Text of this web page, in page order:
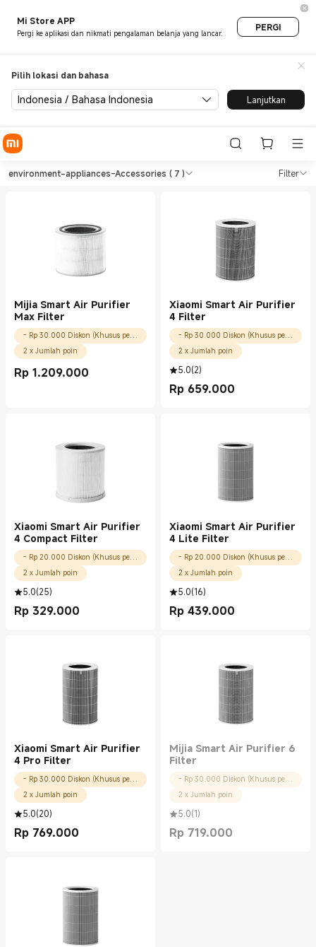
Mi Store APP
Pergi ke aplikasi dan nikmati pengalaman belanja yang lancar.
PERGI
Pilih lokasi dan bahasa
Indonesia / Bahasa Indonesia Lanjutkan
Shop Environment
environment-appliances-Accessories ( 7 ) Filter
Shop Environment Appliances
Mijia Smart Air Purifier
Max Filter
- Rp 30.000 Diskon (Khusus pengguna baru)
2 x Jumlah poin
Rp 1.209.000
Current Price Rp 1209000.00
Xiaomi Smart Air Purifier
4 Filter
- Rp 30.000 Diskon (Khusus pengguna baru)
2 x Jumlah poin
5.0(2)
Rp 659.000
Current Price Rp 659000.00
Xiaomi Smart Air Purifier
4 Compact Filter
- Rp 20.000 Diskon (Khusus pengguna baru)
2 x Jumlah poin
5.0(25)
Rp 329.000
Current Price Rp 329000.00
Xiaomi Smart Air Purifier
4 Lite Filter
- Rp 20.000 Diskon (Khusus pengguna baru)
2 x Jumlah poin
5.0(16)
Rp 439.000
Current Price Rp 439000.00
Xiaomi Smart Air Purifier
4 Pro Filter
- Rp 30.000 Diskon (Khusus pengguna baru)
2 x Jumlah poin
5.0(20)
Rp 769.000
Current Price Rp 769000.00
Mijia Smart Air Purifier 6
Filter
- Rp 30.000 Diskon (Khusus pengguna baru)
2 x Jumlah poin
5.0(1)
Rp 719.000
Current Price Rp 719000.00